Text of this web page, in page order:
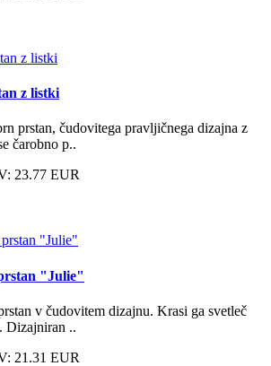
z listki
prstan, čudovitega pravljičnega dizajna z
čarobno p..
23.77 EUR
"Julie"
v čudovitem dizajnu. Krasi ga svetleč
Dizajniran ..
21.31 EUR